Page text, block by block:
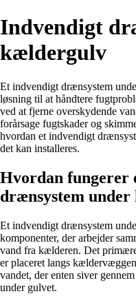
Indvendigt
kældergulv
Et indvendigt drænsystem
løsning til at håndtere
ved at fjerne overskydende
forårsage fugtskader og
hvordan et indvendigt
det kan installeres.
Hvordan fungerer
drænsystem
Et indvendigt drænsystem
komponenter, der arbejder
vand fra kælderen. Det
er placeret langs
vandet, der enten siver
under gulvet.